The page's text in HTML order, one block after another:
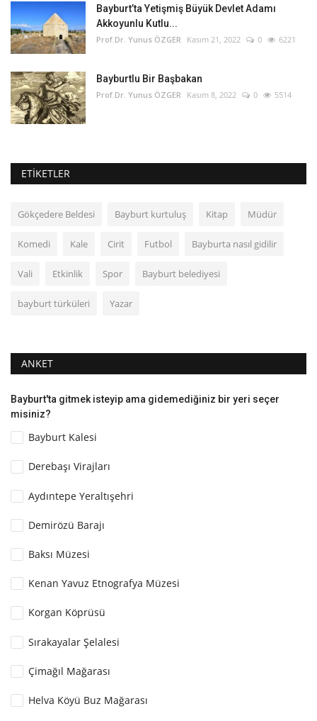
Bayburt’ta Yetişmiş Büyük Devlet Adamı
Akkoyunlu Kutlu...
Prof.Dr. Yunus ÖZGER Kasım 21, 2022 0 6221
Bayburtlu Bir Başbakan
Prof.Dr. Yunus ÖZGER Kasım 8, 2022 0 5514
ETIKETLER
Gökçedere Beldesi Bayburt kurtuluş Kitap Müdür
Komedi Kale Cirit Futbol Bayburta nasıl gidilir
Vali Etkinlik Spor Bayburt belediyesi
bayburt türküleri Yazar
ANKET
Bayburt'ta gitmek isteyip ama gidemediğiniz bir yeri seçer
misiniz?
Bayburt Kalesi
Derebaşı Virajları
Aydıntepe Yeraltışehri
Demirözü Barajı
Baksı Müzesi
Kenan Yavuz Etnografya Müzesi
Korgan Köprüsü
Sırakayalar Şelalesi
Çimağıl Mağarası
Helva Köyü Buz Mağarası